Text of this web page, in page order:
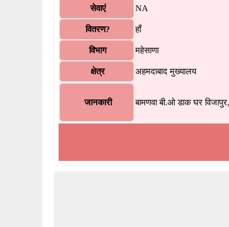
सेवाएं NA
वितरण? हाँ
विभाग महेसाणा
क्षेत्र अहमदाबाद मुख्यालय
जानकारी बामणवा बी.ओ डाक घर